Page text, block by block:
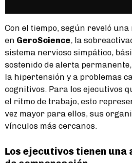
Con el tiempo, según reveló
en GeroScience, la
sistema nervioso simpático,
sostenido de alerta
la hipertensión y a problemas
cognitivos. Para los ejecutivos
el ritmo de trabajo, esto
vez mayor para ellos, sus
vínculos más cercanos.
Los ejecutivos tienen